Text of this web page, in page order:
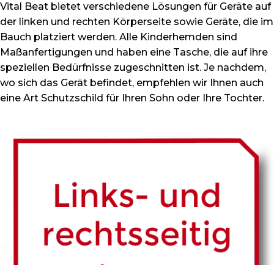
Vital Beat bietet verschiedene Lösungen für Geräte auf
der linken und rechten Körperseite sowie Geräte, die im
Bauch platziert werden. Alle Kinderhemden sind
Maßanfertigungen und haben eine Tasche, die auf ihre
speziellen Bedürfnisse zugeschnitten ist. Je nachdem,
wo sich das Gerät befindet, empfehlen wir Ihnen auch
eine Art Schutzschild für Ihren Sohn oder Ihre Tochter.